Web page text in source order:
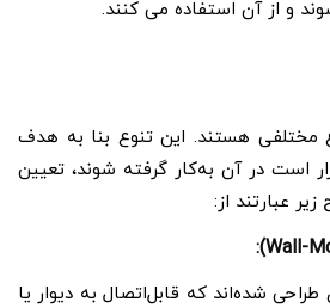
و از آن استفاده می کنند.
مختلفی هستند. این تنوع بنا به هدف
است در آن به‌کار گرفته شوند، تعیین
عبارتند از:
شده‌اند که قابل‌اتصال به دیوار یا